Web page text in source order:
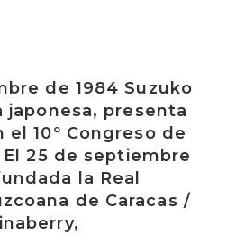
de 1984 Suzuko
japonesa, presenta
el 10º Congreso de
25 de septiembre
la Real
de Caracas /